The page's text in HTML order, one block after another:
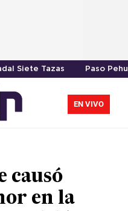
Siete Tazas Paso
EN VIVO
causó
en la